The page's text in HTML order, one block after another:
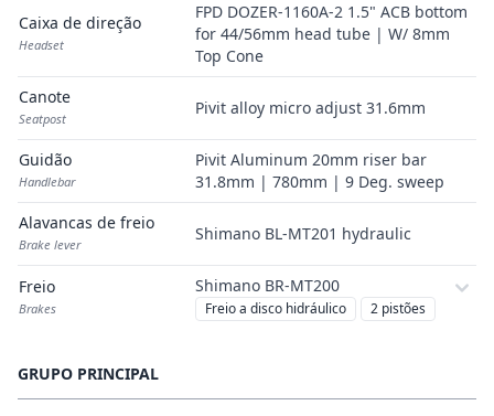
Caixa de direção
Headset
FPD DOZER-1160A-2 1.5" ACB bottom
for 44/56mm head tube | W/ 8mm
Top Cone
Canote
Seatpost
Pivit alloy micro adjust 31.6mm
Guidão
Handlebar
Pivit Aluminum 20mm riser bar
31.8mm | 780mm | 9 Deg. sweep
Alavancas de freio
Brake lever
Shimano BL-MT201 hydraulic
Freio
Brakes
Shimano BR-MT200
Freio a disco hidráulico 2 pistões
GRUPO PRINCIPAL